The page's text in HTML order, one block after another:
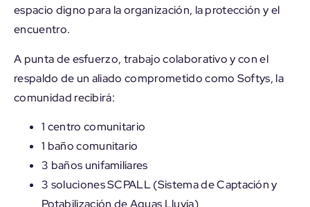
espacio digno para la organización, la protección y el
encuentro.
A punta de esfuerzo, trabajo colaborativo y con el
respaldo de un aliado comprometido como Softys, la
comunidad recibirá:
1 centro comunitario
1 baño comunitario
3 baños unifamiliares
3 soluciones SCPALL (Sistema de Captación y
Potabilización de Aguas Lluvia)